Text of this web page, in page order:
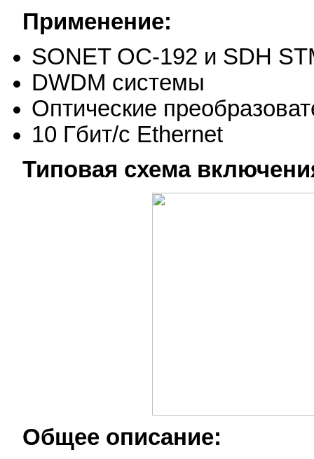
Применение:
SONET OC-192 и SDH
DWDM системы
Оптические
10 Гбит/с Ethernet
Типовая схема
Общее описание: